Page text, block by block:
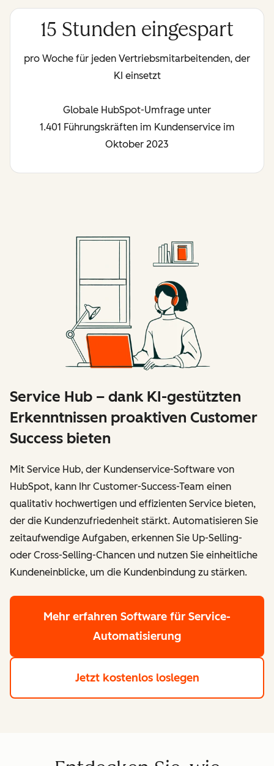
15 Stunden eingespart
pro Woche für jeden Vertriebsmitarbeitenden, der
KI einsetzt
Globale HubSpot-Umfrage unter
1.401 Führungskräften im Kundenservice im
Oktober 2023
Service Hub – dank KI-gestützten
Erkenntnissen proaktiven Customer
Success bieten
Mit Service Hub, der Kundenservice-Software von
HubSpot, kann Ihr Customer-Success-Team einen
qualitativ hochwertigen und effizienten Service bieten,
der die Kundenzufriedenheit stärkt. Automatisieren Sie
zeitaufwendige Aufgaben, erkennen Sie Up-Selling-
oder Cross-Selling-Chancen und nutzen Sie einheitliche
Kundeneinblicke, um die Kundenbindung zu stärken.
Mehr erfahren Software für Service-
Automatisierung
Jetzt kostenlos loslegen